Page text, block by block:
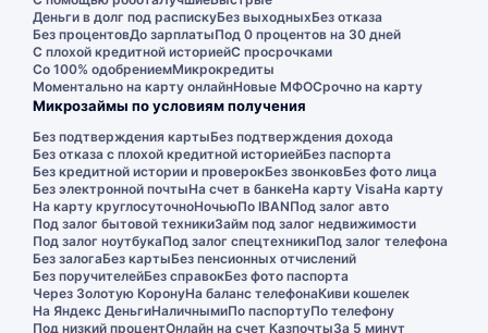
Деньги в долг под распискуБез выходныхБез отказа
Без процентовДо зарплатыПод 0 процентов на 30 дней
С плохой кредитной историейС просрочками
Со 100% одобрениемМикрокредиты
Моментально на карту онлайнНовые МФОСрочно на карту
Микрозаймы по условиям получения
Без подтверждения картыБез подтверждения дохода
Без отказа с плохой кредитной историейБез паспорта
Без кредитной истории и проверокБез звонковБез фото лица
Без электронной почтыНа счет в банкеНа карту VisaНа карту
На карту круглосуточноНочьюПо IBANПод залог авто
Под залог бытовой техникиЗайм под залог недвижимости
Под залог ноутбукаПод залог спецтехникиПод залог телефона
Без залогаБез картыБез пенсионных отчислений
Без поручителейБез справокБез фото паспорта
Через Золотую КоронуНа баланс телефонаКиви кошелек
На Яндекс ДеньгиНаличнымиПо паспортуПо телефону
Под низкий процентОнлайн на счет КазпочтыЗа 5 минут